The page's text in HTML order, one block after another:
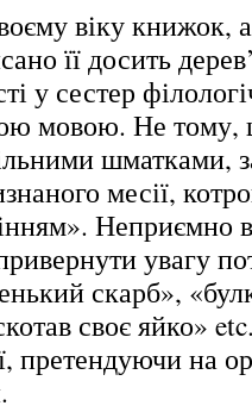
віку книжок,
її досить
у сестер
мовою. Не
шматками,
месії,
Неприємно
увагу
скарб»,
своє яйко»
претендуючи на